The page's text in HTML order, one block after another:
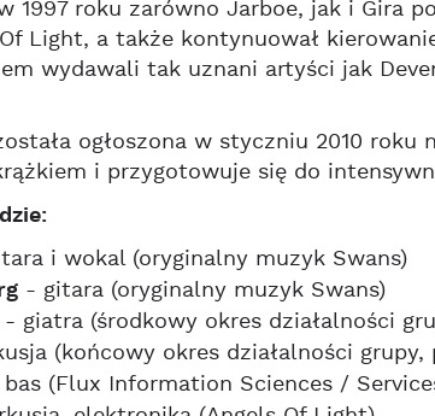
1997 roku zarówno Jarboe, jak i Gira
Light, a także kontynuował
wydawali tak uznani artyści jak
ogłoszona w styczniu 2010
i przygotowuje się do
i wokal (oryginalny muzyk Swans)
- gitara (oryginalny muzyk Swans)
- giatra (środkowy okres działalności
(końcowy okres działalności
(Flux Information Sciences /